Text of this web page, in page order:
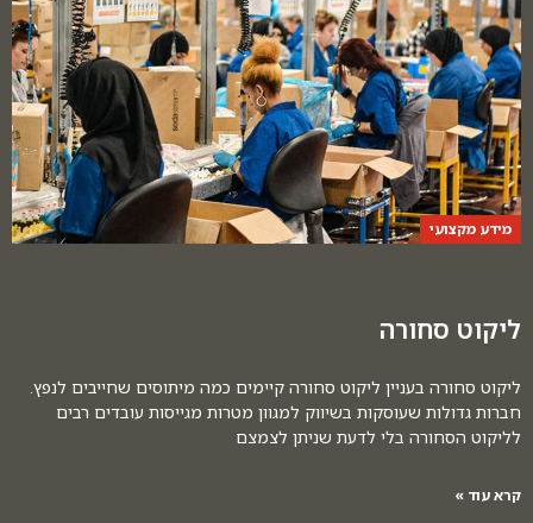
מידע מקצועי
ליקוט סחורה
ליקוט סחורה בעניין ליקוט סחורה קיימים כמה מיתוסים שחייבים לנפץ.
חברות גדולות שעוסקות בשיווק למגוון מטרות מגייסות עובדים רבים
לליקוט הסחורה בלי לדעת שניתן לצמצם
קרא עוד »